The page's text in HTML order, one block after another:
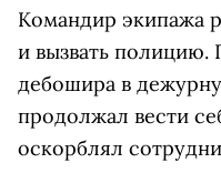
Командир экипажа
и вызвать полицию.
дебошира в
продолжал вести
оскорблял